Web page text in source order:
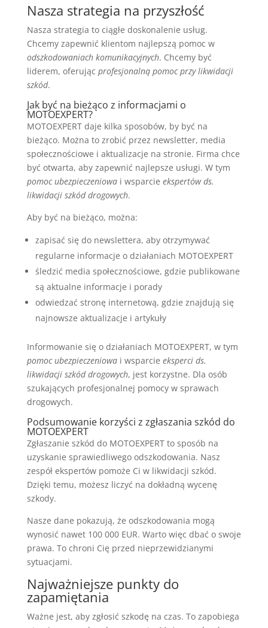
Nasza strategia na przyszłość
Nasza strategia to ciągłe doskonalenie usług.
Chcemy zapewnić klientom najlepszą pomoc w
odszkodowaniach komunikacyjnych. Chcemy być
liderem, oferując profesjonalną pomoc przy likwidacji
szkód.
Jak być na bieżąco z informacjami o
MOTOEXPERT?
MOTOEXPERT daje kilka sposobów, by być na
bieżąco. Można to zrobić przez newsletter, media
społecznościowe i aktualizacje na stronie. Firma chce
być otwarta, aby zapewnić najlepsze usługi. W tym
pomoc ubezpieczeniowai wsparcie ekspertów ds.
likwidacji szkód drogowych.
Aby być na bieżąco, można:
zapisać się do newslettera, aby otrzymywać
regularne informacje o działaniach MOTOEXPERT
śledzić media społecznościowe, gdzie publikowane
są aktualne informacje i porady
odwiedzać stronę internetową, gdzie znajdują się
najnowsze aktualizacje i artykuły
Informowanie się o działaniach MOTOEXPERT, w tym
pomoc ubezpieczeniowai wsparcie eksperci ds.
likwidacji szkód drogowych, jest korzystne. Dla osób
szukających profesjonalnej pomocy w sprawach
drogowych.
Podsumowanie korzyści z zgłaszania szkód do
MOTOEXPERT
Zgłaszanie szkód do MOTOEXPERT to sposób na
uzyskanie sprawiedliwego odszkodowania. Nasz
zespół ekspertów pomoże Ci w likwidacji szkód.
Dzięki temu, możesz liczyć na dokładną wycenę
szkody.
Nasze dane pokazują, że odszkodowania mogą
wynosić nawet 100 000 EUR. Warto więc dbać o swoje
prawa. To chroni Cię przed nieprzewidzianymi
sytuacjami.
Najważniejsze punkty do
zapamiętania
Ważne jest, aby zgłosić szkodę na czas. To zapobiega